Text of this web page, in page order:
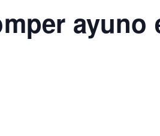
ayuno